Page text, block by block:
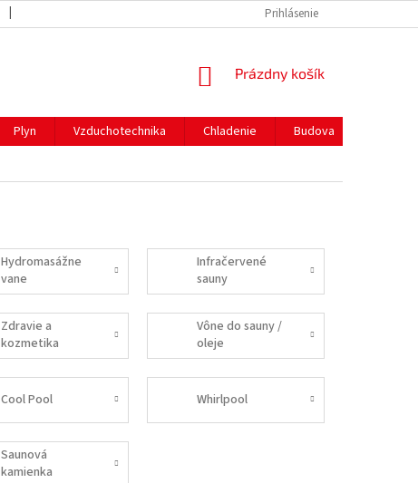
PREPRAVA A PLATBYPrihlásenie
NÁKUPNÝ
Prázdny košík
Plyn Vzduchotechnika Chladenie Budova
Hydromasážne
vane
Infračervené
sauny
Zdravie a
kozmetika
Vône do sauny /
oleje
Cool Pool Whirlpool
Saunová
kamienka